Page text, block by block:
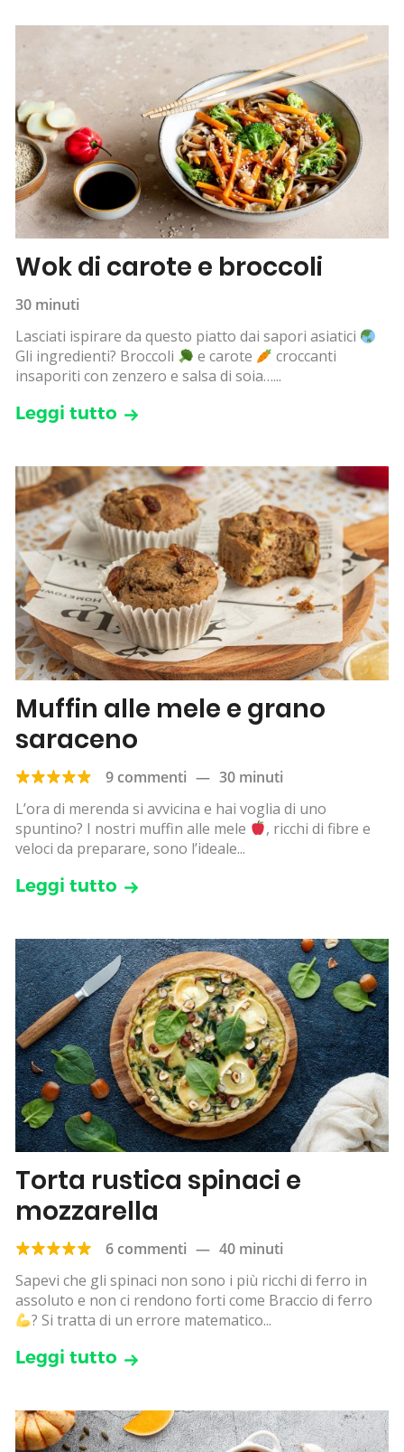
Wok di carote e broccoli
30 minuti
Lasciati ispirare da questo piatto dai sapori asiatici
Gli ingredienti? Broccoli
e carote
croccanti
insaporiti con zenzero e salsa di soia…...
Leggi tutto
Muffin alle mele e grano
saraceno
9 commenti — 30 minuti
L’ora di merenda si avvicina e hai voglia di uno
spuntino? I nostri muffin alle mele
, ricchi di fibre e
veloci da preparare, sono l’ideale...
Leggi tutto
Torta rustica spinaci e
mozzarella
6 commenti — 40 minuti
Sapevi che gli spinaci non sono i più ricchi di ferro in
assoluto e non ci rendono forti come Braccio di ferro
? Si tratta di un errore matematico...
Leggi tutto